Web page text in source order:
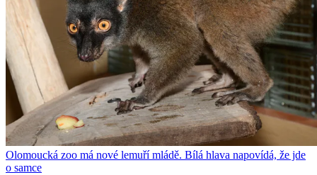
Olomoucká zoo má nové lemuří mládě. Bílá hlava napovídá, že jde
o samce